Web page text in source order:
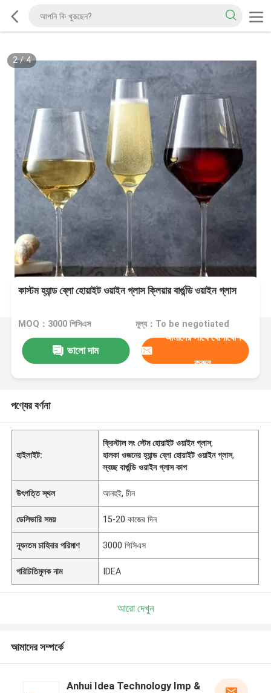
2/4
কাস্টম হ্যান্ড ব্লো হোয়াইট ওয়াইন গ্লাস ক্লিয়ার বার্গুন্ডি ওয়াইন গ্লাস
MOQ：3000 পিসিএস মূল্য：To be negotiated
ভালো দাম
আমাদের সাথে যোগাযোগ
করুন
পণ্যের বর্ণনা
হাইলাইট:
ক্রিস্টাল লং স্টেম হোয়াইট ওয়াইন গ্লাস,
হালকা ওজনের হ্যান্ড ব্লো হোয়াইট ওয়াইন গ্লাস,
স্বচ্ছ বার্গুন্ডি ওয়াইন গ্লাস কাপ
উৎপত্তি স্থল আনহুই, চীন
ডেলিভারি সময় 15-20 কাজের দিন
ন্যূনতম চাহিদার পরিমাণ 3000 পিসিএস
পরিচিতিমুলক নাম IDEA
আরো দেখুন
আমাদের সম্পর্কে
Anhui Idea Technology Imp &